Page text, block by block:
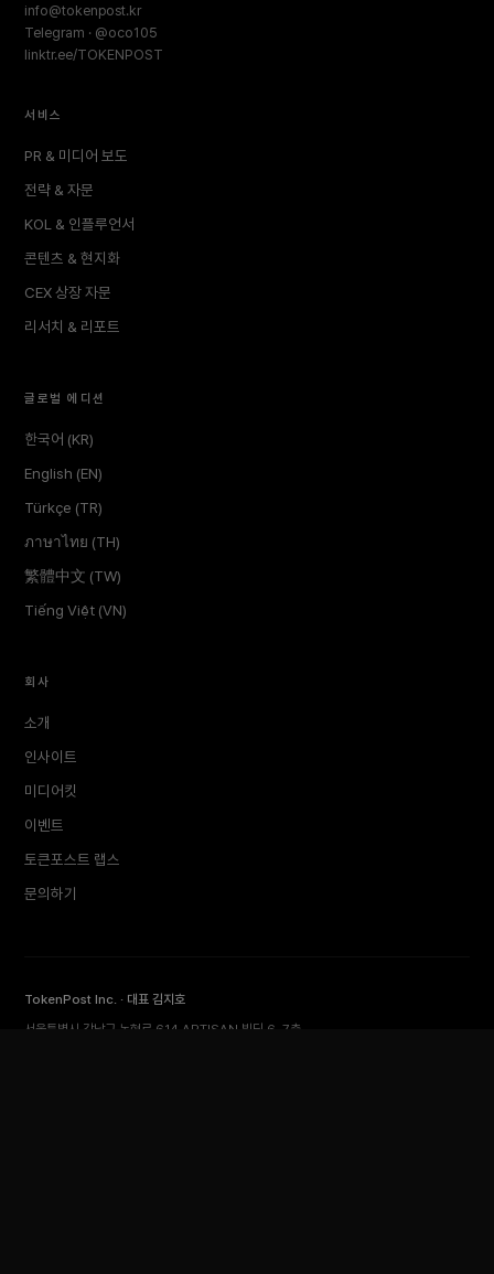
info@tokenpost.kr
Telegram · @oco105
linktr.ee/TOKENPOST
서비스
PR & 미디어 보도
전략 & 자문
KOL & 인플루언서
콘텐츠 & 현지화
CEX 상장 자문
리서치 & 리포트
글로벌 에디션
한국어 (KR)
English (EN)
Türkçe (TR)
ภาษาไทย (TH)
繁體中文 (TW)
Tiếng Việt (VN)
회사
소개
인사이트
미디어킷
이벤트
토큰포스트 랩스
문의하기
TokenPost Inc. · 대표 김지호
서울특별시 강남구 논현로 614 ARTISAN 빌딩 6–7층